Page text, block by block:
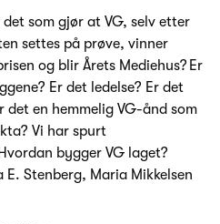
det som gjør at VG, selv etter
settes på prøve, vinner
og blir Årets Mediehus? Er
Er det ledelse? Er det
en hemmelig VG-ånd som
Vi har spurt
bygger VG laget?
Stenberg, Maria Mikkelsen